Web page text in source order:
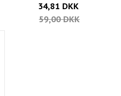
34,81 DKK
59,00 DKK